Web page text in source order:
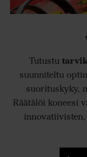
Tutustu
suunniteltu
suorituskyky,
Räätälöi koneesi